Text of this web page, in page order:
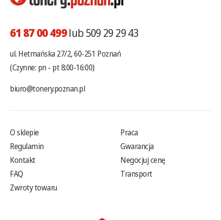
61 87 00 499lub 509 29 29 43
ul. Hetmańska 27/2, 60-251 Poznań
(Czynne: pn - pt 8:00-16:00)
biuro@tonery.poznan.pl
O sklepie
Regulamin
Kontakt
FAQ
Zwroty towaru
Praca
Gwarancja
Negocjuj cenę
Transport